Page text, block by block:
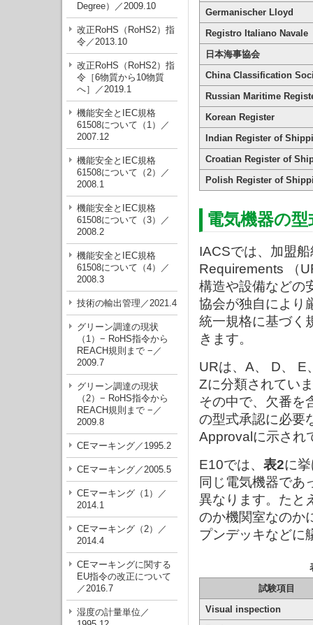
Degree）／2009.10
改正RoHS（RoHS2）指
令／2013.10
改正RoHS（RoHS2）指
令［6物質から10物質
へ］／2019.1
機能安全とIEC規格
61508について（1）／
2007.12
機能安全とIEC規格
61508について（2）／
2008.1
機能安全とIEC規格
61508について（3）／
2008.2
機能安全とIEC規格
61508について（4）／
2008.3
技術の輸出管理／2021.4
グリーン調達の現状
（1）− RoHS指令から
REACH規則まで −／
2009.7
グリーン調達の現状
（2）− RoHS指令から
REACH規則まで −／
2009.8
CEマーキング／1995.2
CEマーキング／2005.5
CEマーキング（1）／
2014.1
CEマーキング（2）／
2014.4
CEマーキングに関する
EU指令の改正について
／2016.7
湿度の計量単位／
Germanischer Lloyd
Registro Italiano Navale
日本海事協会
China Classification
Russian Maritime
Korean Register
Indian Register of
Croatian Register of
Polish Register of
電気機器の
IACSでは、加盟
Requirements （
構造や設備などの
協会が独自により
統一規格に基づく
きます。
URは、A、 D、 E
Zに分類されてい
その中で、欠番を
の型式承認に必要
Approvalに示され
E10では、 表2に
同じ電気機器であ
異なります。たと
のか機関室なのか
プンデッキなどに
試験項目
Visual inspection